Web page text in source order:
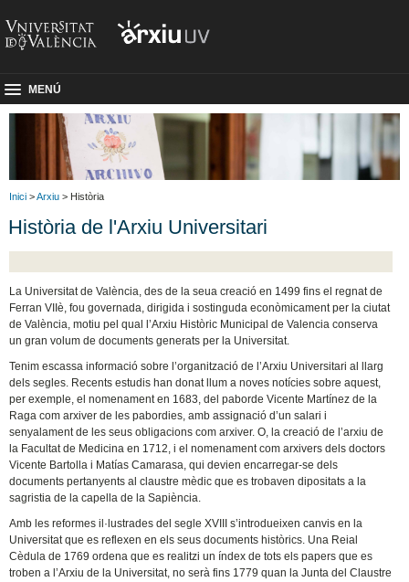
MENÚ
Inici >Arxiu > Història
Història de l'Arxiu Universitari
La Universitat de València, des de la seua creació en 1499 fins el regnat de
Ferran VIIè, fou governada, dirigida i sostinguda econòmicament per la ciutat
de València, motiu pel qual l’Arxiu Històric Municipal de Valencia conserva
un gran volum de documents generats per la Universitat.
Tenim escassa informació sobre l’organització de l’Arxiu Universitari al llarg
dels segles. Recents estudis han donat llum a noves notícies sobre aquest,
per exemple, el nomenament en 1683, del paborde Vicente Martínez de la
Raga com arxiver de les pabordies, amb assignació d’un salari i
senyalament de les seus obligacions com arxiver. O, la creació de l’arxiu de
la Facultat de Medicina en 1712, i el nomenament com arxivers dels doctors
Vicente Bartolla i Matías Camarasa, qui devien encarregar-se dels
documents pertanyents al claustre mèdic que es trobaven dipositats a la
sagristia de la capella de la Sapiència.
Amb les reformes il·lustrades del segle XVIII s’introdueixen canvis en la
Universitat que es reflexen en els seus documents històrics. Una Reial
Cèdula de 1769 ordena que es realitzi un índex de tots els papers que es
troben a l’Arxiu de la Universitat, no serà fins 1779 quan la Junta del Claustre